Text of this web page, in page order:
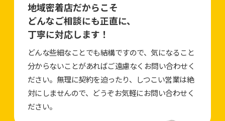
地域密着店だからこそ
どんなご相談にも正直に、
丁寧に対応します！
どんな些細なことでも結構ですので、気になること
分からないことがあればご遠慮なくお問い合わせく
ださい。無理に契約を迫ったり、しつこい営業は絶
対にしませんので、どうぞお気軽にお問い合わせく
ださい。